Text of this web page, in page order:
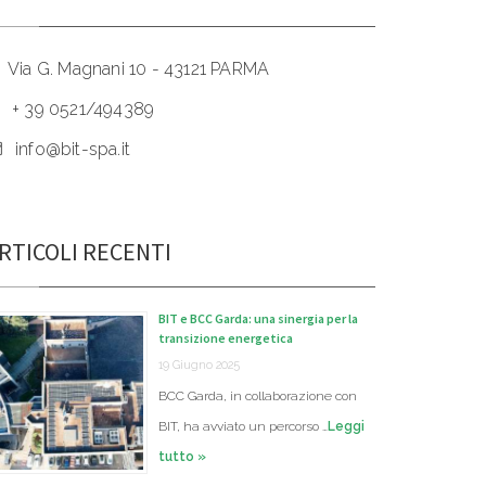
Via G. Magnani 10 - 43121 PARMA
+ 39 0521/494389
info@bit-spa.it
RECENTI
BIT e BCC Garda: una sinergia per la
transizione energetica
19 Giugno 2025
BCC Garda, in collaborazione con
BIT, ha avviato un percorso …Leggi
tutto »